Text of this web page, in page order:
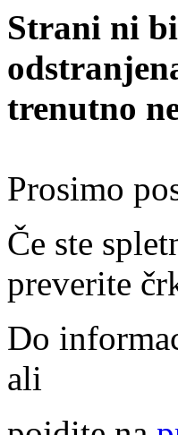
Strani ni
trenutno
Prosimo
Če ste
preverite
Do
ali